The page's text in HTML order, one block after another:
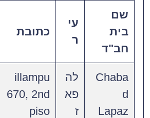
שם
בית
חב"ד
עי
ר
כתובת
Chaba
d
Lapaz
לה
פא
ז
illampu
670, 2nd
piso